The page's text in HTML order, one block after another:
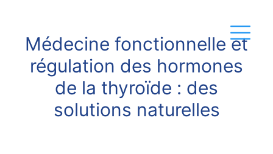
Médecine fonctionnelle et
régulation des hormones
de la thyroïde : des
solutions naturelles